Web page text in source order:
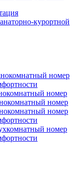
курортной
номер
номер
номер
номер
номер